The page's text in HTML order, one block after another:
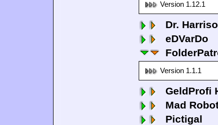
Version 1.12.1
Dr.
eDVarDo
Version 1.1.1
GeldProfi
Mad
Pictigal